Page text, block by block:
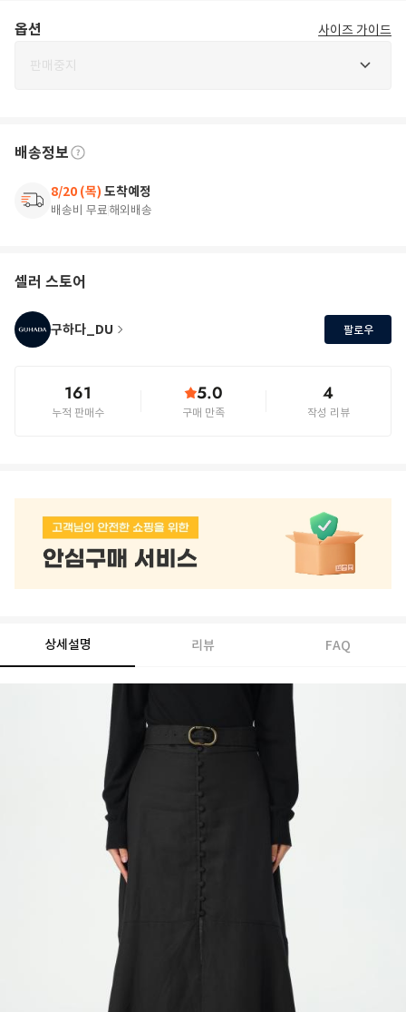
옵션 사이즈 가이드
판매중지
배송정보
8/20 (목) 도착예정
배송비 무료해외배송
셀러 스토어
구하다_DU 팔로우
161
누적 판매수
5.0
구매 만족
4
작성 리뷰
상세설명 리뷰 FAQ